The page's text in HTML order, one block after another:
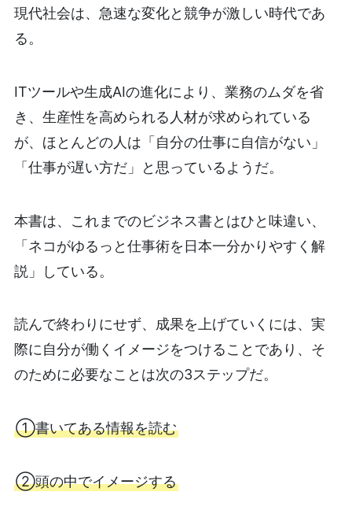
現代社会は、急速な変化と競争が激しい時代であ
る。
ITツールや生成AIの進化により、業務のムダを省
き、生産性を高められる人材が求められている
が、ほとんどの人は「自分の仕事に自信がない」
「仕事が遅い方だ」と思っているようだ。
本書は、これまでのビジネス書とはひと味違い、
「ネコがゆるっと仕事術を日本一分かりやすく解
説」している。
読んで終わりにせず、成果を上げていくには、実
際に自分が働くイメージをつけることであり、そ
のために必要なことは次の3ステップだ。
①書いてある情報を読む
②頭の中でイメージする